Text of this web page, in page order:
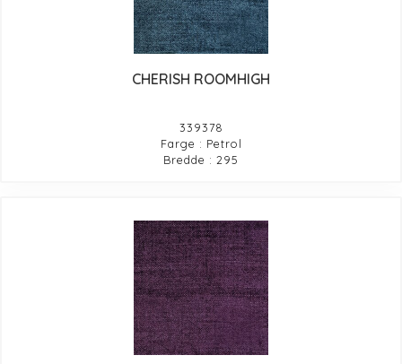
CHERISH ROOMHIGH
339378
Farge : Petrol
Bredde : 295